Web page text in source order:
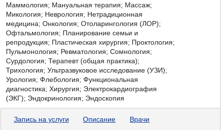
Маммология; Мануальная терапия; Массаж;
Микология; Неврология; Нетрадиционная
медицина; Онкология; Отоларингология (ЛОР);
Офтальмология; Планирование семьи и
репродукция; Пластическая хирургия; Проктология;
Пульмонология; Ревматология; Сомнология;
Сурдология; Терапевт (общая практика);
Трихология; Ультразвуковое исследование (УЗИ);
Урология; Флебология; Функциональная
диагностика; Хирургия; Электрокардиография
(ЭКГ); Эндокринология; Эндоскопия
Запись на услуги Описание Врачи